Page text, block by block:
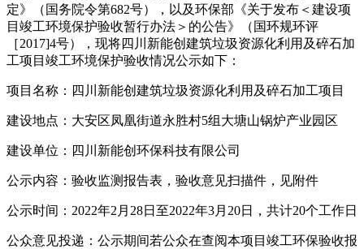
定》（国务院令第682号），以及环保部《关于发布＜建设项
目竣工环境保护验收暂行办法＞的公告》（国环规环评
［2017]4号），现将四川新能创建筑垃圾资源化利用及碎石加
工项目竣工环境保护验收情况公示如下：
项目名称：四川新能创建筑垃圾资源化利用及碎石加工项目
建设地点：大安区凤凰街道永胜村5组大塘山锅炉产业园区
建设单位：四川新能创环保科技有限公司
公示内容：验收监测报告表，验收意见扫描件，见附件
公示时间：2022年2月28日至2022年3月20日，共计20个工作日
公众意见投递：公示期间若公众在查阅本项目竣工环保验收报